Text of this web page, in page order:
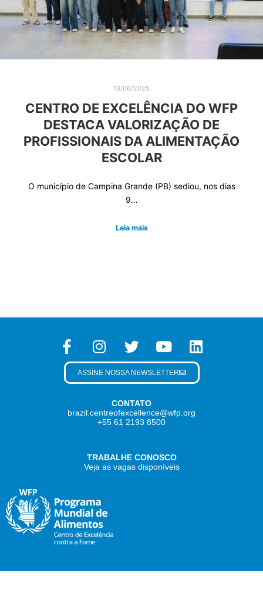
13/06/2025
CENTRO DE EXCELÊNCIA DO WFP
DESTACA VALORIZAÇÃO DE
PROFISSIONAIS DA ALIMENTAÇÃO
ESCOLAR
O município de Campina Grande (PB) sediou, nos dias
9…
Leia mais
CONTATO
brazil.centreofexcellence@wfp.org
+55 61 2193 8500
TRABALHE CONOSCO
Veja as vagas disponíveis
ASSINE NOSSA NEWSLETTER